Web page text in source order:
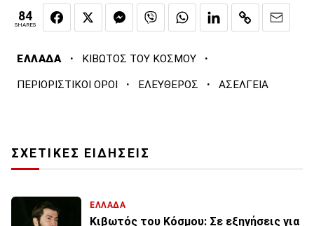
84
SHARES
ΕΛΛΑΔΑ · ΚΙΒΩΤΟΣ ΤΟΥ ΚΟΣΜΟΥ ·
ΠΕΡΙΟΡΙΣΤΙΚΟΙ ΟΡΟΙ · ΕΛΕΥΘΕΡΟΣ · ΑΣΕΛΓΕΙΑ
ΣΧΕΤΙΚΕΣ ΕΙΔΗΣΕΙΣ
ΕΛΛΑΔΑ
Κιβωτός του Κόσμου: Σε εξηγήσεις για